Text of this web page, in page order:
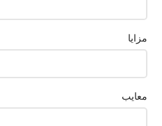
مزایا
معایب